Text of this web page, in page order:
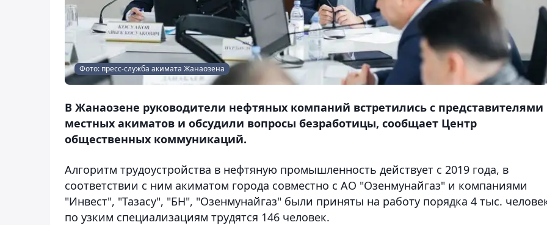
Фото: пресс-служба акимата Жанаозена
В Жанаозене руководители нефтяных компаний встретились с представителями
местных акиматов и обсудили вопросы безработицы, сообщает Центр
общественных коммуникаций.
Алгоритм трудоустройства в нефтяную промышленность действует с 2019 года, в
соответствии с ним акиматом города совместно с АО "Озенмунайгаз" и компаниями
"Инвест", "Тазасу", "БН", "Озенмунайгаз" были приняты на работу порядка 4 тыс.
по узким специализациям трудятся 146 человек.